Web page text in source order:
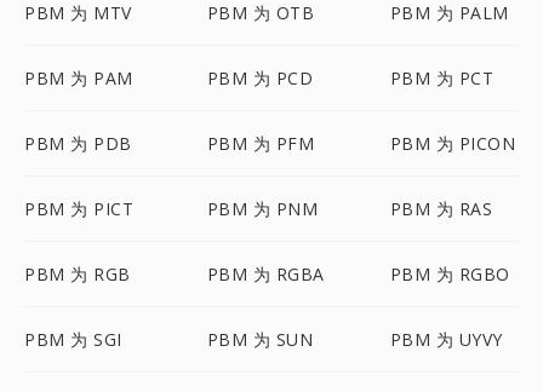
PBM 为 MTV PBM 为 OTB PBM 为 PALM
PBM 为 PAM PBM 为 PCD PBM 为 PCT
PBM 为 PDB PBM 为 PFM PBM 为 PICON
PBM 为 PICT PBM 为 PNM PBM 为 RAS
PBM 为 RGB PBM 为 RGBA PBM 为 RGBO
PBM 为 SGI PBM 为 SUN PBM 为 UYVY